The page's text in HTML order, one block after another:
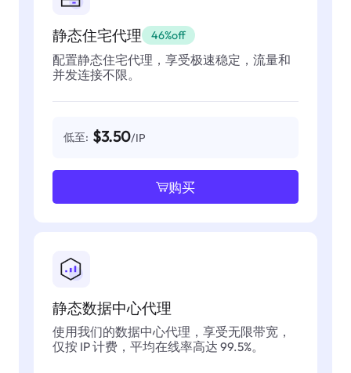
静态住宅代理 46%off
配置静态住宅代理，享受极速稳定，流量和
并发连接不限。
低至: $3.50/IP
购买
静态数据中心代理
使用我们的数据中心代理，享受无限带宽，
仅按 IP 计费，平均在线率高达 99.5%。